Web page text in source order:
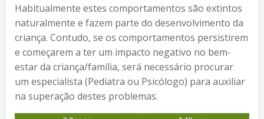
Habitualmente estes comportamentos são extintos
naturalmente e fazem parte do desenvolvimento da
criança. Contudo, se os comportamentos persistirem
e começarem a ter um impacto negativo no bem-
estar da criança/família, será necessário procurar
um especialista (Pediatra ou Psicólogo) para auxiliar
na superação destes problemas.